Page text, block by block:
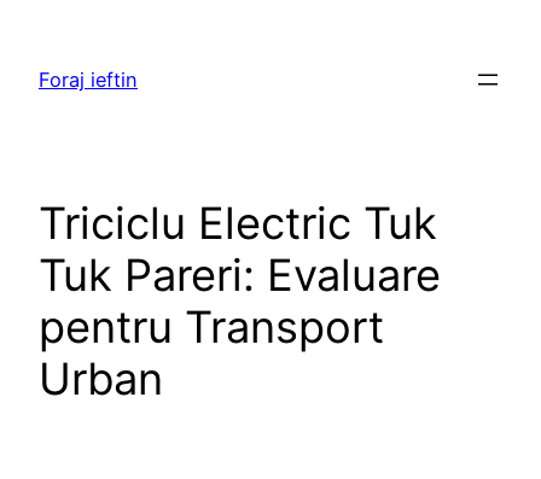
content
Foraj ieftin
Triciclu Electric Tuk
Tuk Pareri: Evaluare
pentru Transport
Urban